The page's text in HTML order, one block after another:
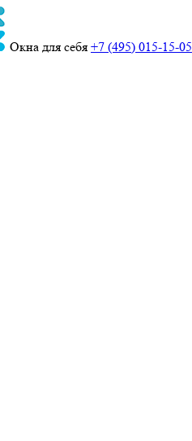
Окна для себя +7 (495) 015-15-05